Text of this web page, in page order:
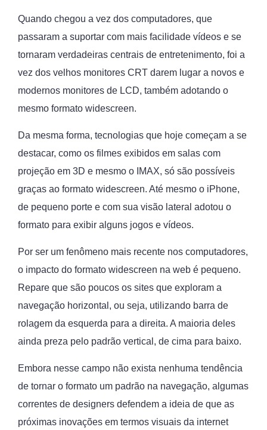
Quando chegou a vez dos computadores, que
passaram a suportar com mais facilidade vídeos e se
tornaram verdadeiras centrais de entretenimento, foi a
vez dos velhos monitores CRT darem lugar a novos e
modernos monitores de LCD, também adotando o
mesmo formato widescreen.
Da mesma forma, tecnologias que hoje começam a se
destacar, como os filmes exibidos em salas com
projeção em 3D e mesmo o IMAX, só são possíveis
graças ao formato widescreen. Até mesmo o iPhone,
de pequeno porte e com sua visão lateral adotou o
formato para exibir alguns jogos e vídeos.
Por ser um fenômeno mais recente nos computadores,
o impacto do formato widescreen na web é pequeno.
Repare que são poucos os sites que exploram a
navegação horizontal, ou seja, utilizando barra de
rolagem da esquerda para a direita. A maioria deles
ainda preza pelo padrão vertical, de cima para baixo.
Embora nesse campo não exista nenhuma tendência
de tornar o formato um padrão na navegação, algumas
correntes de designers defendem a ideia de que as
próximas inovações em termos visuais da internet